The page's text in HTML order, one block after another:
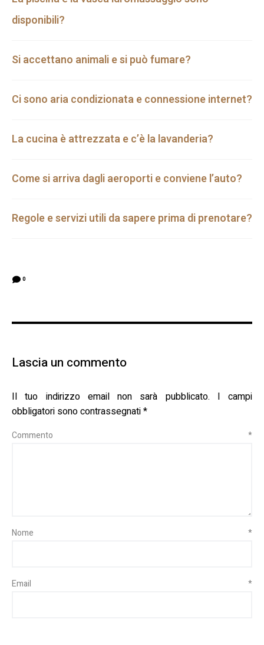
disponibili?
Si accettano animali e si può fumare?
Ci sono aria condizionata e connessione internet?
La cucina è attrezzata e c’è la lavanderia?
Come si arriva dagli aeroporti e conviene l’auto?
Regole e servizi utili da sapere prima di prenotare?
0
Lascia un commento
Il tuo indirizzo email non sarà pubblicato.
I campi
obbligatori sono contrassegnati*
Commento *
Nome *
Email *